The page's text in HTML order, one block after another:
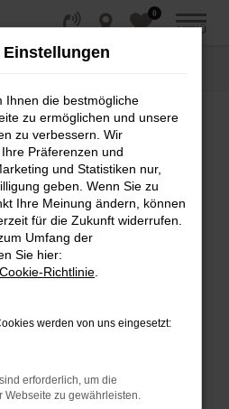
0
MENÜ
Error
aufgetreten.
die dir helfen können:
und deine
zum Beispiel deine
Seiten
die Seite in einem
Einstellungen
Ihnen die bestmögliche
zu ermöglichen und unsere
zu verbessern. Wir
Präferenzen und
und Statistiken nur,
geben. Wenn Sie zu
Ihre Meinung ändern, können
für die Zukunft widerrufen.
Umfang der
Sie hier:
Cookie-Richtlinie
werden von uns eingesetzt:
erforderlich, um die
Webseite zu gewährleisten.